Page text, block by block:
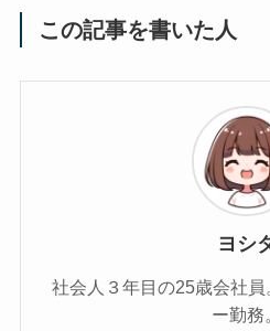
この記事を書いた人
ヨシ
社会人３年目の25歳会社
ー勤務